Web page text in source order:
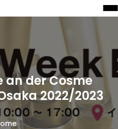
an der Cosme
2022/2023